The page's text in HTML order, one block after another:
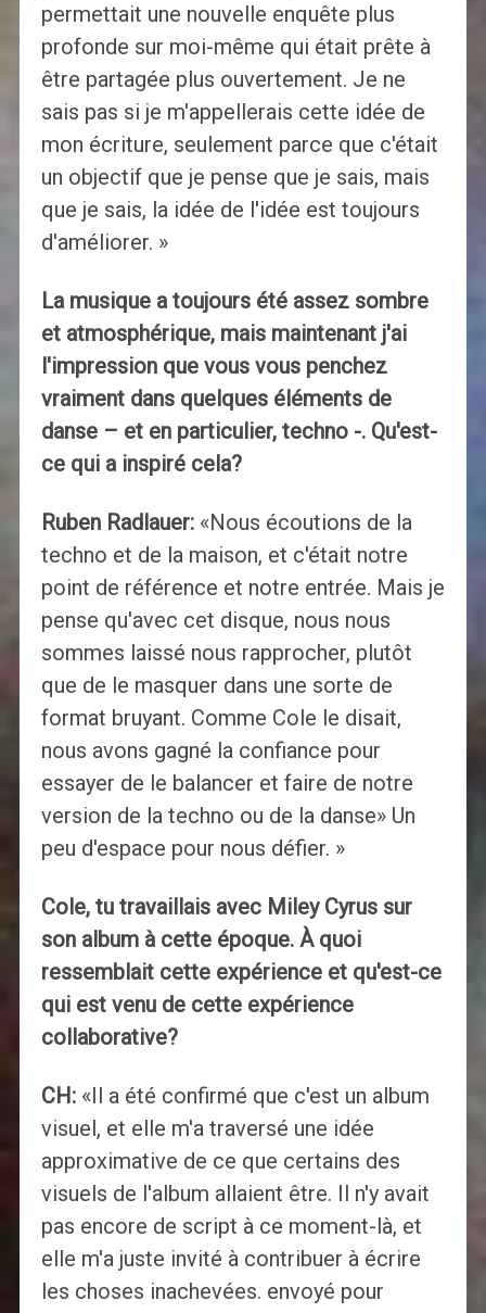
permettait une nouvelle enquête plus
profonde sur moi-même qui était prête à
être partagée plus ouvertement. Je ne
sais pas si je m'appellerais cette idée de
mon écriture, seulement parce que c'était
un objectif que je pense que je sais, mais
que je sais, la idée de l'idée est toujours
d'améliorer. »
La musique a toujours été assez sombre
et atmosphérique, mais maintenant j'ai
l'impression que vous vous penchez
vraiment dans quelques éléments de
danse – et en particulier, techno -. Qu'est-
ce qui a inspiré cela?
Ruben Radlauer:«Nous écoutions de la
techno et de la maison, et c'était notre
point de référence et notre entrée. Mais je
pense qu'avec cet disque, nous nous
sommes laissé nous rapprocher, plutôt
que de le masquer dans une sorte de
format bruyant. Comme Cole le disait,
nous avons gagné la confiance pour
essayer de le balancer et faire de notre
version de la techno ou de la danse» Un
peu d'espace pour nous défier. »
Cole, tu travaillais avec Miley Cyrus sur
son album à cette époque. À quoi
ressemblait cette expérience et qu'est-ce
qui est venu de cette expérience
collaborative?
CH:«Il a été confirmé que c'est un album
visuel, et elle m'a traversé une idée
approximative de ce que certains des
visuels de l'album allaient être. Il n'y avait
pas encore de script à ce moment-là, et
elle m'a juste invité à contribuer à écrire
les choses inachevées. envoyé pour